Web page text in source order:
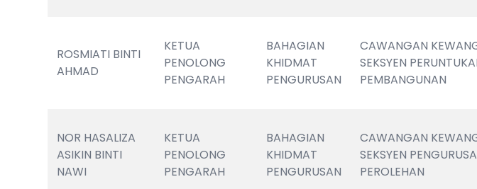
ROSMIATI BINTI
AHMAD
KETUA
PENOLONG
PENGARAH
BAHAGIAN
KHIDMAT
PENGURUSAN
CAWANGAN
SEKSYEN
PEMBANGUNAN
NOR HASALIZA
ASIKIN BINTI
NAWI
KETUA
PENOLONG
PENGARAH
BAHAGIAN
KHIDMAT
PENGURUSAN
CAWANGAN
SEKSYEN
PEROLEHAN